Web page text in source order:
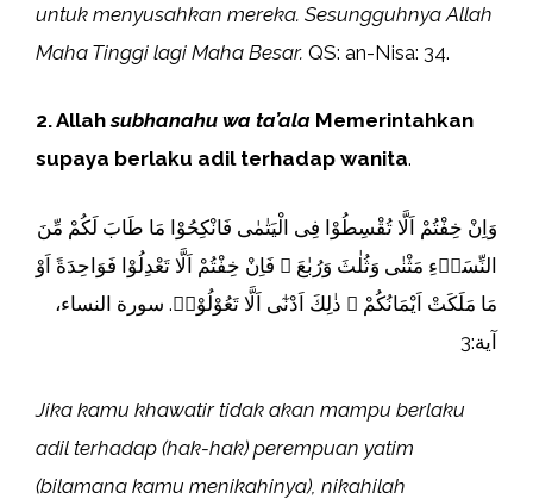
untuk menyusahkan mereka. Sesungguhnya Allah
Maha Tinggi lagi Maha Besar. QS: an-Nisa: 34.
2. Allahsubhanahu wa ta’ala Memerintahkan
supaya berlaku adil terhadap wanita.
وَاِنْ خِفْتُمْ اَلَّا تُقْسِطُوْا فِى الْيَتٰمٰى فَانْكِحُوْا مَا طَابَ لَكُمْ مِّنَ
النِّسَاۤءِ مَثْنٰى وَثُلٰثَ وَرُبٰعَ ۚ فَاِنْ خِفْتُمْ اَلَّا تَعْدِلُوْا فَوَاحِدَةً اَوْ
مَا مَلَكَتْ اَيْمَانُكُمْ ۗ ذٰلِكَ اَدْنٰٓى اَلَّا تَعُوْلُوْاۗ. سورة النساء،
آية:3
Jika kamu khawatir tidak akan mampu berlaku
adil terhadap (hak-hak) perempuan yatim
(bilamana kamu menikahinya), nikahilah